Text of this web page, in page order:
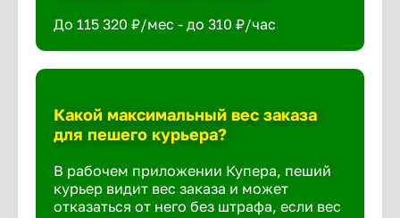
До 115 320 ₽/мес - до 310 ₽/час
Какой максимальный вес заказа
для пешего курьера?
В рабочем приложении Купера, пеший
курьер видит вес заказа и может
отказаться от него без штрафа, если вес